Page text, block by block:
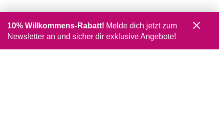
10% Willkommens-Rabatt! Melde dich jetzt zum
Newsletter an und sicher dir exklusive Angebote!